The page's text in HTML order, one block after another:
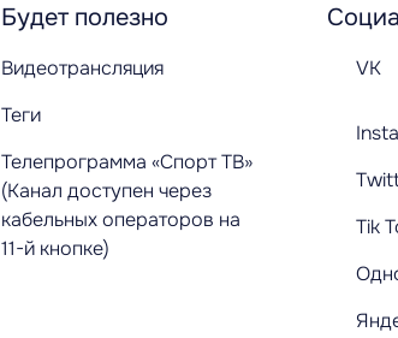
Будет полезно
Видеотрансляция
Теги
Телепрограмма «Спорт ТВ»
(Канал доступен через
кабельных операторов на
11-й кнопке)
VK
Tik